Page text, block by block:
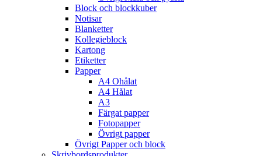
Block och blockkuber
Notisar
Blanketter
Kollegieblock
Kartong
Etiketter
Papper
A4 Ohålat
A4 Hålat
A3
Färgat papper
Fotopapper
Övrigt papper
Övrigt Papper och block